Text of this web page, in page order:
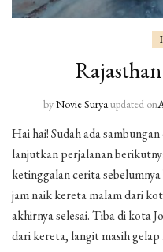
byNovie Suryaupdated on
Hai hai! Sudah ada
lanjutkan perjalanan
ketinggalan cerita sebelumnya
jam naik kereta malam dari
akhirnya selesai. Tiba di kota
dari kereta, langit masih